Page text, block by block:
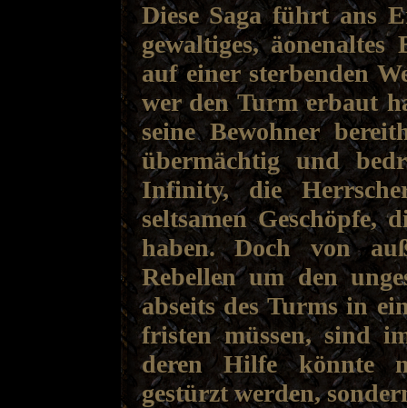
Diese Saga führt ans
gewaltiges,
auf einer sterbenden
wer den Turm erbaut
seine Bewohner
übermächtig und
Infinity, die
seltsamen Geschöpfe,
haben. Doch von
Rebellen um den
abseits des Turms in
fristen müssen, sind
deren Hilfe könnte
gestürzt werden,